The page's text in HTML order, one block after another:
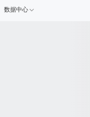
数据中心